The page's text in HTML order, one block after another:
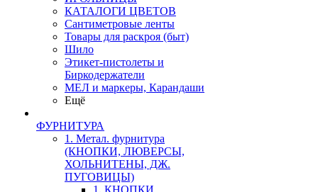
КАТАЛОГИ ЦВЕТОВ
Сантиметровые ленты
Товары для раскроя (быт)
Шило
Этикет-пистолеты и
Биркодержатели
МЕЛ и маркеры, Карандаши
Ещё
ФУРНИТУРА
1. Метал. фурнитура
(КНОПКИ, ЛЮВЕРСЫ,
ХОЛЬНИТЕНЫ, ДЖ.
ПУГОВИЦЫ)
1. КНОПКИ